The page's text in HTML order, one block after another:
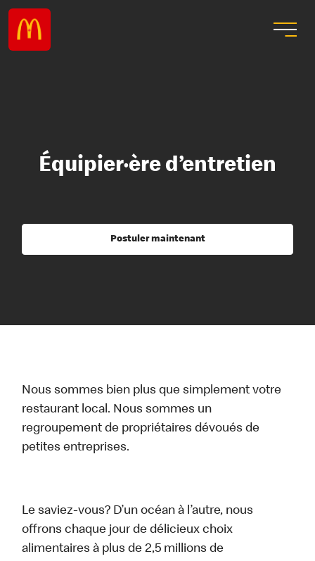
Équipier·ère d’entretien
Postuler maintenant
Nous sommes bien plus que simplement votre
restaurant local. Nous sommes un
regroupement de propriétaires dévoués de
petites entreprises.
Le saviez-vous? D’un océan à l’autre, nous
offrons chaque jour de délicieux choix
alimentaires à plus de 2,5 millions de